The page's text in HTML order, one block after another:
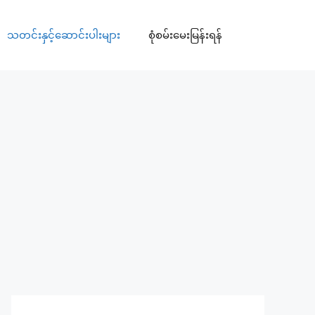
သတင်းနှင့်ဆောင်းပါးများ စုံစမ်းမေးမြန်းရန်